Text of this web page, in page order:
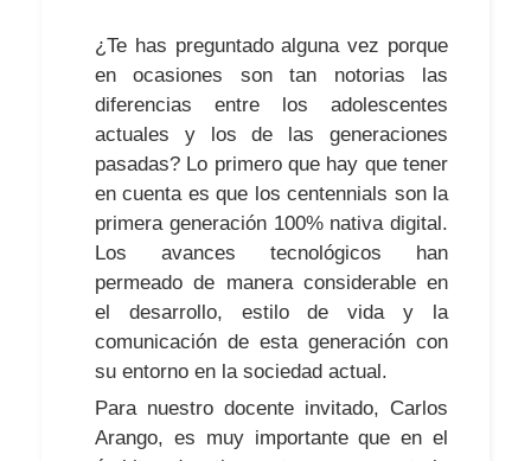
¿Te has preguntado alguna vez porque
en ocasiones son tan notorias las
diferencias entre los adolescentes
actuales y los de las generaciones
pasadas? Lo primero que hay que tener
en cuenta es que los centennials son la
primera generación 100% nativa digital.
Los avances tecnológicos han
permeado de manera considerable en
el desarrollo, estilo de vida y la
comunicación de esta generación con
su entorno en la sociedad actual.
Para nuestro docente invitado, Carlos
Arango, es muy importante que en el